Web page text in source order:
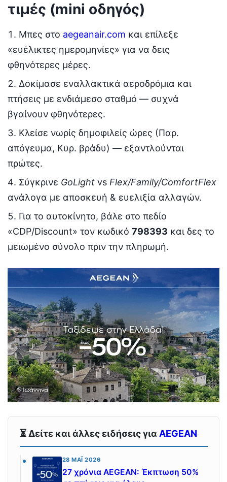
τιμές (mini οδηγός)
Μπες στο aegeanair.com και επίλεξε
«ευέλικτες ημερομηνίες» για να δεις
φθηνότερες μέρες.
Δοκίμασε εναλλακτικά αεροδρόμια και
πτήσεις με ενδιάμεσο σταθμό — συχνά
βγαίνουν φθηνότερες.
Κλείσε νωρίς δημοφιλείς ώρες (Παρ.
απόγευμα, Κυρ. βράδυ) — εξαντλούνται
πρώτες.
Σύγκρινε GoLight vs Flex/Family/ComfortFlex
ανάλογα με αποσκευή & ευελιξία αλλαγών.
Για το αυτοκίνητο, βάλε στο πεδίο
«CDP/Discount» τον κωδικό 798393 και δες το
μειωμένο σύνολο πριν την πληρωμή.
⏳ Δείτε και άλλες ειδήσεις για AEGEAN
28 ΜΆΙ 2026
27 χρόνια AEGEAN: Έκπτωση 50%